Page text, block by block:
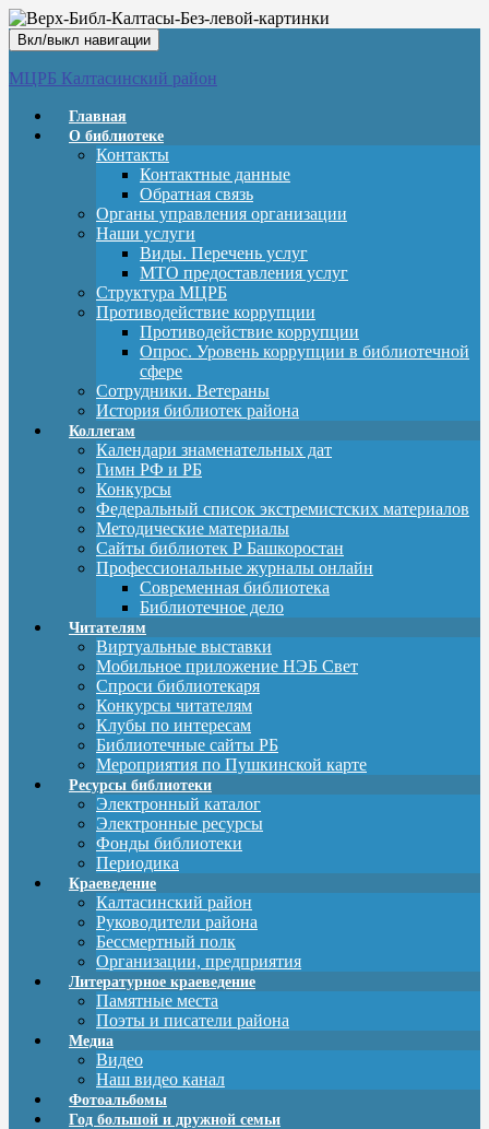
Вкл/выкл навигации
МЦРБ Калтасинский район
Главная
О библиотеке
Контакты
Контактные данные
Обратная связь
Органы управления организации
Наши услуги
Виды. Перечень услуг
МТО предоставления услуг
Структура МЦРБ
Противодействие коррупции
Противодействие коррупции
Опрос. Уровень коррупции в библиотечной
сфере
Сотрудники. Ветераны
История библиотек района
Коллегам
Календари знаменательных дат
Гимн РФ и РБ
Конкурсы
Федеральный список экстремистских материалов
Методические материалы
Сайты библиотек Р Башкоростан
Профессиональные журналы онлайн
Современная библиотека
Библиотечное дело
Читателям
Виртуальные выставки
Мобильное приложение НЭБ Свет
Спроси библиотекаря
Конкурсы читателям
Клубы по интересам
Библиотечные сайты РБ
Мероприятия по Пушкинской карте
Ресурсы библиотеки
Электронный каталог
Электронные ресурсы
Фонды библиотеки
Периодика
Краеведение
Калтасинский район
Руководители района
Бессмертный полк
Организации, предприятия
Литературное краеведение
Памятные места
Поэты и писатели района
Медиа
Видео
Наш видео канал
Фотоальбомы
Год большой и дружной семьи